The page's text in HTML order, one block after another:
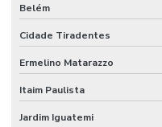
Fabricante De Embalagens
Fabricante De Embalagens
Fabricante De Grãos De
Fabricante De Recuperação
Belém
Cidade Tiradentes
Ermelino Matarazzo
Itaim Paulista
Jardim Iguatemi